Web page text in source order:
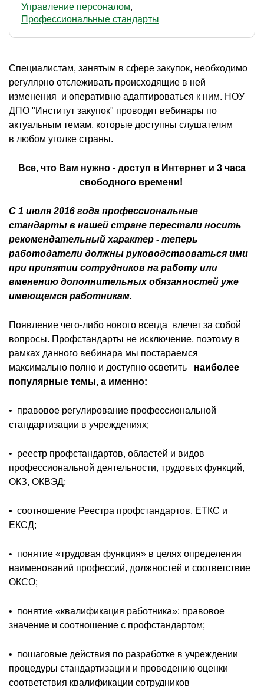
Управление персоналом
Профессиональные стандарты
Специалистам, занятым в сфере закупок, необходимо
регулярно отслеживать происходящие в ней
изменения и оперативно адаптироваться к ним. НОУ
ДПО "Институт закупок" проводит вебинары по
актуальным темам, которые доступны слушателям
в любом уголке страны.
Все, что Вам нужно - доступ в Интернет и 3 часа
свободного времени!
С 1 июля 2016 года профессиональные
стандарты в нашей стране перестали носить
рекомендательный характер - теперь
работодатели должны руководствоваться ими
при принятии сотрудников на работу или
вменению дополнительных обязанностей уже
имеющемся работникам.
Появление чего-либо нового всегда влечет за собой
вопросы. Профстандарты не исключение, поэтому в
рамках данного вебинара мы постараемся
максимально полно и доступно осветить наиболее
популярные темы, а именно:
• правовое регулирование профессиональной
стандартизации в учреждениях;
• реестр профстандартов, областей и видов
профессиональной деятельности, трудовых функций,
ОКЗ, ОКВЭД;
• соотношение Реестра профстандартов, ЕТКС и
ЕКСД;
• понятие «трудовая функция» в целях определения
наименований профессий, должностей и соответствие
ОКСО;
• понятие «квалификация работника»: правовое
значение и соотношение с профстандартом;
• пошаговые действия по разработке в учреждении
процедуры стандартизации и проведению оценки
соответствия квалификации сотрудников